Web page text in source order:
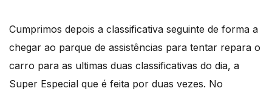
Cumprimos depois a classificativa seguinte de forma a
chegar ao parque de assistências para tentar repara o
carro para as ultimas duas classificativas do dia, a
Super Especial que é feita por duas vezes. No